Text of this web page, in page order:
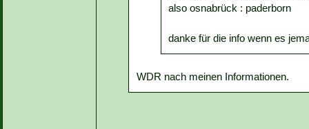
also osnabrück : paderborn
danke für die info wenn es
WDR nach meinen Informationen.